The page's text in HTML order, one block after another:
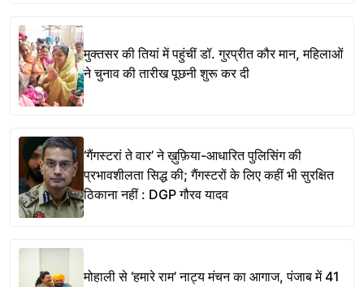
मुक्तसर की तियां में पहुंचीं डॉ. गुरप्रीत कौर मान, महिलाओं
ने चुनाव की तारीख पूछनी शुरू कर दी
‘गैंगस्टरां ते वार’ ने ख़ुफ़िया-आधारित पुलिसिंग की
प्रभावशीलता सिद्ध की; गैंगस्टरों के लिए कहीं भी सुरक्षित
ठिकाना नहीं : DGP गौरव यादव
मोहाली से ‘हमारे राम’ नाट्य मंचन का आगाज, पंजाब में 41